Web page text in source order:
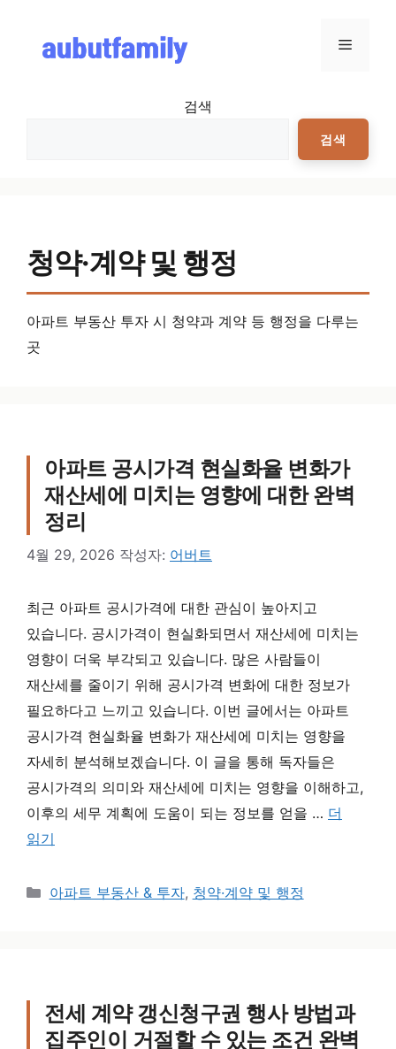
메뉴
검색
검색
청약·계약 및 행정
아파트 부동산 투자 시 청약과 계약 등 행정을 다루는
곳
아파트 공시가격 현실화율 변화가
재산세에 미치는 영향에 대한 완벽
정리
4월 29, 2026 작성자: 어버트
최근 아파트 공시가격에 대한 관심이 높아지고
있습니다. 공시가격이 현실화되면서 재산세에 미치는
영향이 더욱 부각되고 있습니다. 많은 사람들이
재산세를 줄이기 위해 공시가격 변화에 대한 정보가
필요하다고 느끼고 있습니다. 이번 글에서는 아파트
공시가격 현실화율 변화가 재산세에 미치는 영향을
자세히 분석해보겠습니다. 이 글을 통해 독자들은
공시가격의 의미와 재산세에 미치는 영향을 이해하고,
이후의 세무 계획에 도움이 되는 정보를 얻을 … 더
읽기
카테고리
아파트 부동산 & 투자, 청약·계약 및 행정
전세 계약 갱신청구권 행사 방법과
집주인이 거절할 수 있는 조건 완벽